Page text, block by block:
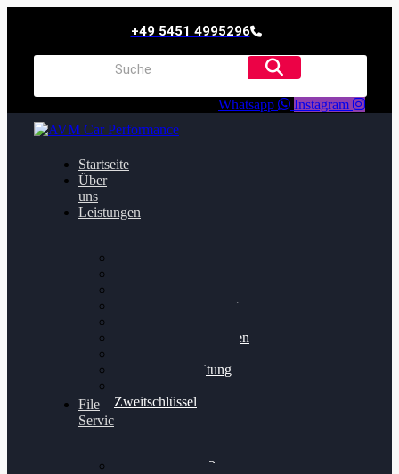
+49 5451 4995296
Whatsapp Instagram
Startseite
Über
uns
Leistungen
Getriebeoptimierung
Bremsscheiben planen
Felgenaufbereitung
Zweitschlüssel
File
Service
Alientech Kess3